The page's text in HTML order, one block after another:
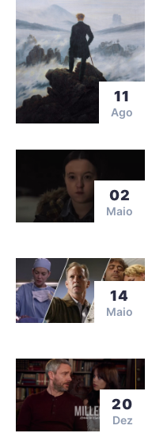
11
Ago
02
Maio
14
Maio
20
Dez